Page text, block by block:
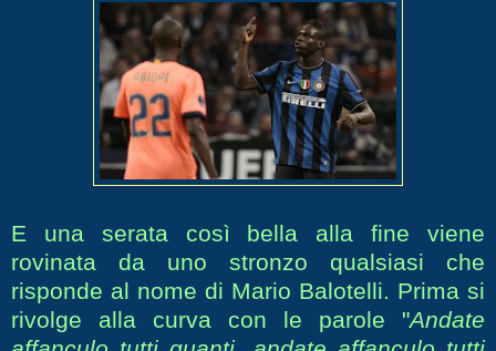
E una serata così bella alla fine viene
rovinata da uno stronzo qualsiasi che
risponde al nome di Mario Balotelli. Prima si
rivolge alla curva con le parole "Andate